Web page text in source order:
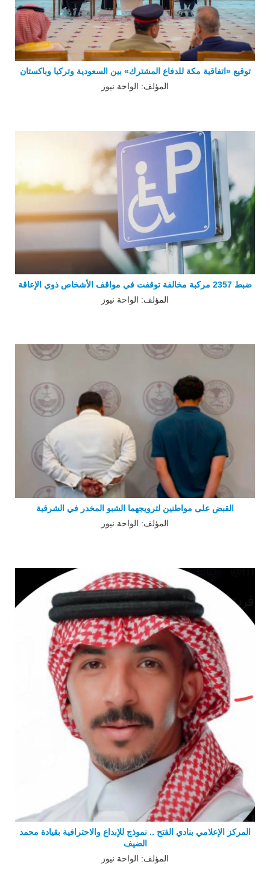
توقيع «اتفاقية مكة للدفاع المشترك» بين السعودية وتركيا وباكستان
المؤلف: الواحة نيوز
ضبط 2357 مركبة مخالفة توقفت في مواقف الأشخاص ذوي الإعاقة
المؤلف: الواحة نيوز
القبض على مواطنين لترويجهما الشبو المخدر في الشرقية
المؤلف: الواحة نيوز
المركز الإعلامي بنادي الفتح .. نموذج للإبداع والاحترافية بقيادة محمد
الضيف
المؤلف: الواحة نيوز